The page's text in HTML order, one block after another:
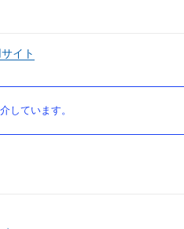
イト
しています。